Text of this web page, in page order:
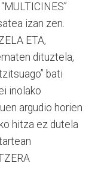
izan zen.
ETA,
dituztela,
bati
inolako
argudio horien
hitza ez dutela